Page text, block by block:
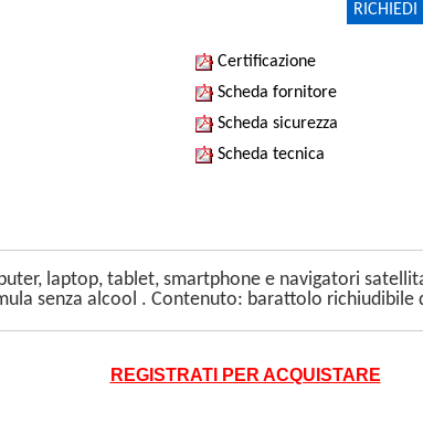
RICHIEDI
Certificazione
Scheda fornitore
Scheda sicurezza
Scheda tecnica
laptop, tablet, smartphone e navigatori
senza alcool . Contenuto: barattolo richiudibile
REGISTRATI PER ACQUISTARE